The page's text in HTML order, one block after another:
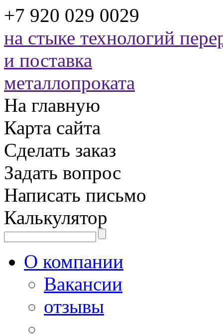
+7 920 029 0029
на стыке технологий
и поставка
металлопроката
На главную
Карта сайта
Сделать заказ
Задать вопрос
Написать письмо
Калькулятор
О компании
Вакансии
отзывы